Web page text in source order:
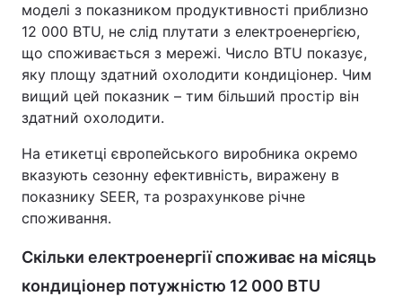
моделі з показником продуктивності приблизно
12 000 BTU, не слід плутати з електроенергією,
що споживається з мережі. Число BTU показує,
яку площу здатний охолодити кондиціонер. Чим
вищий цей показник – тим більший простір він
здатний охолодити.
На етикетці європейського виробника окремо
вказують сезонну ефективність, виражену в
показнику SEER, та розрахункове річне
споживання.
Скільки електроенергії споживає на місяць
кондиціонер потужністю 12 000 BTU